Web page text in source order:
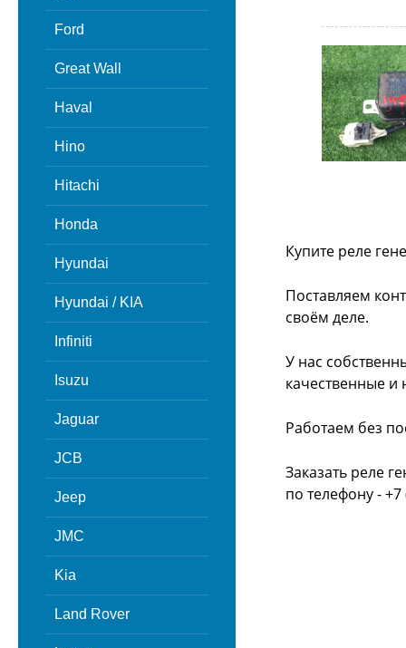
Ford
Great Wall
Haval
Hino
Hitachi
Honda
Hyundai
Hyundai / KIA
Infiniti
Isuzu
Jaguar
JCB
Jeep
JMC
Kia
Land Rover
Купите реле
Поставляем
своём деле.
У нас
качественные и
Работаем без
Заказать реле
по телефону -